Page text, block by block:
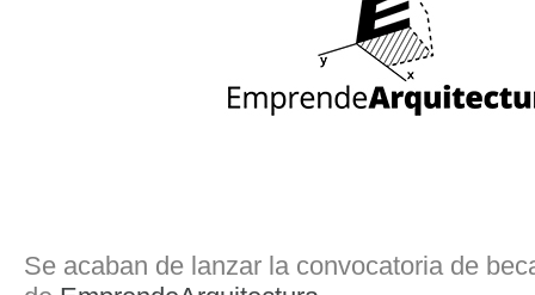
Se acaban de lanzar la convocatoria de